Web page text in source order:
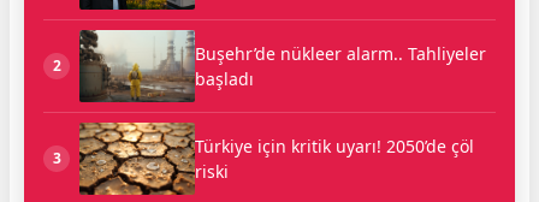
2
Buşehr’de nükleer alarm.. Tahliyeler
başladı
3
Türkiye için kritik uyarı! 2050’de çöl
riski